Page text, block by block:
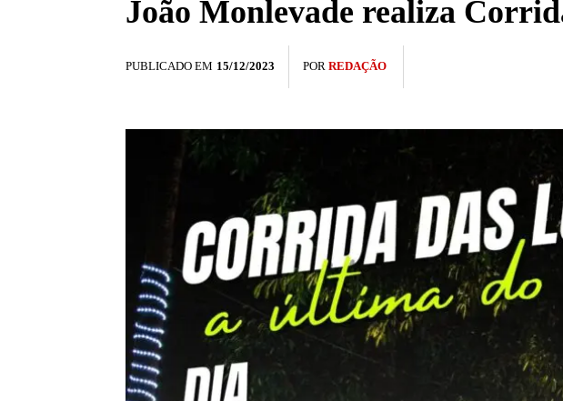
João Monlevade realiza
PUBLICADO EM 15/12/2023 POR REDAÇÃO